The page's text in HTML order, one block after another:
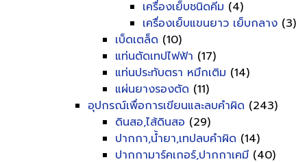
เครื่องเย็บชนิดคีม (4)
เครื่องเย็บแขนยาว เย็บกลาง (3)
เบ็ดเตล็ด (10)
แท่นตัดเทปไฟฟ้า (17)
แท่นประทับตรา หมึกเติม (14)
แผ่นยางรองตัด (11)
อุปกรณ์เพื่อการเขียนและลบคำผิด (243)
ดินสอ,ไส้ดินสอ (29)
ปากกา,น้ำยา,เทปลบคำผิด (14)
ปากกามาร์คเกอร์,ปากกาเคมี (40)